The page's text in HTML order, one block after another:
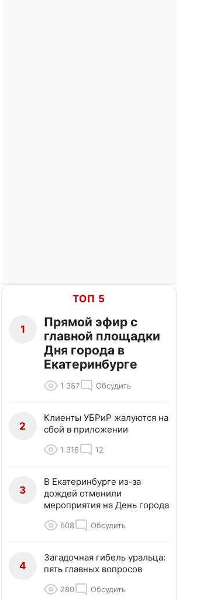
ТОП 5
1
Прямой эфир с
главной площадки
Дня города в
Екатеринбурге
1 357 Обсудить
2
Клиенты УБРиР жалуются на
сбой в приложении
1 316 12
3
В Екатеринбурге из-за
дождей отменили
мероприятия на День города
608 Обсудить
4
Загадочная гибель уральца:
пять главных вопросов
280 Обсудить